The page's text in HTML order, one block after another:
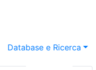
Database e Ricerca